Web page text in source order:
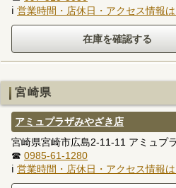
ℹ 営業時間・店休日・アクセス情報
宮崎県
アミュプラザみやざき店
宮崎県宮崎市広島2-11-11 アミュプ
☎ 0985-61-1280
ℹ 営業時間・店休日・アクセス情報